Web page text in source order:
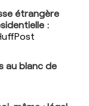
étrangère
:
au blanc de